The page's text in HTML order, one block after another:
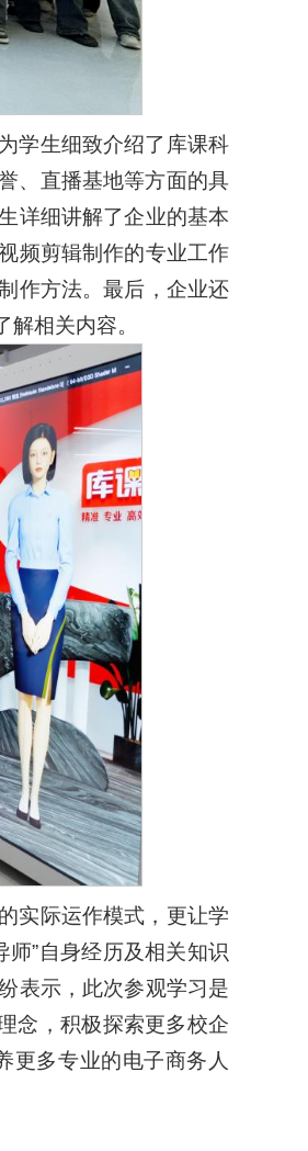
学生细致介绍了库课科
、直播基地等方面的具
详细讲解了企业的基本
频剪辑制作的专业工作
作方法。最后，企业还
相关内容。
实际运作模式，更让学
”自身经历及相关知识
表示，此次参观学习是
念，积极探索更多校企
更多专业的电子商务人